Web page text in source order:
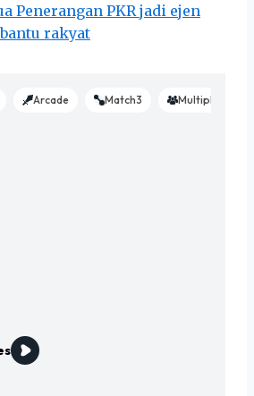
Penerangan PKR jadi ejen
rakyat